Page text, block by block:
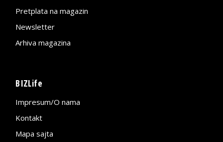
Pretplata na magazin
Newsletter
Arhiva magazina
BIZLife
Impresum/O nama
Kontakt
Mapa sajta